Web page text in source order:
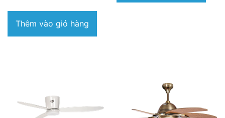
Thêm vào giỏ hàng